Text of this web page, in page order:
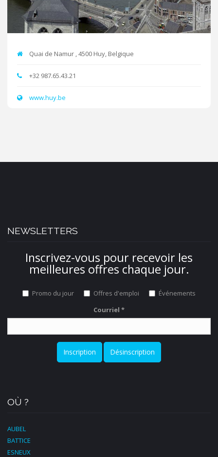
Quai de Namur , 4500 Huy, Belgique
+32 987.65.43.21
www.huy.be
NEWSLETTERS
Inscrivez-vous pour recevoir les
meilleures offres chaque jour.
Promo du jour Offres d'emploi
Événements
Courriel *
Inscription Désinscription
OÙ ?
AUBEL
BATTICE
ESNEUX